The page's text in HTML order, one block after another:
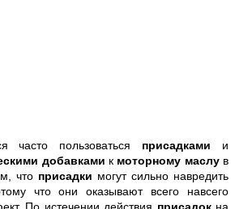
часто пользоваться присадками и
добавками к моторному маслу в
что присадки могут сильно навредить
что они оказывают всего навсего